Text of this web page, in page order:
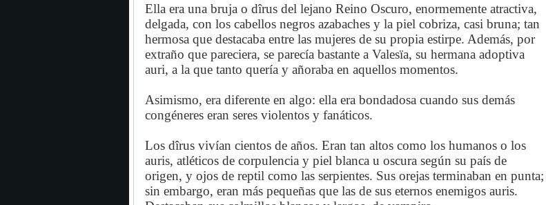
Ella era una bruja o dîrus del lejano Reino Oscuro, enormemente atractiva,
delgada, con los cabellos negros azabaches y la piel cobriza, casi bruna; tan
hermosa que destacaba entre las mujeres de su propia estirpe. Además, por
extraño que pareciera, se parecía bastante a Valesïa, su hermana adoptiva
auri, a la que tanto quería y añoraba en aquellos momentos.
Asimismo, era diferente en algo: ella era bondadosa cuando sus demás
congéneres eran seres violentos y fanáticos.
Los dîrus vivían cientos de años. Eran tan altos como los humanos o los
auris, atléticos de corpulencia y piel blanca u oscura según su país de
origen, y ojos de reptil como las serpientes. Sus orejas terminaban en punta;
sin embargo, eran más pequeñas que las de sus eternos enemigos auris.